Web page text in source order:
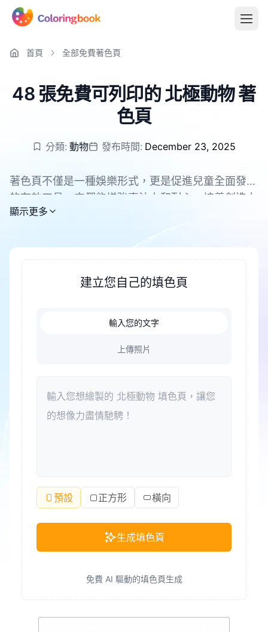
首頁 全部免費著色頁
48 張免費可列印的 北極動物 著
色頁
分類: 動物 發布時間: December 23, 2025
著色頁不僅是一種娛樂形式，更是促進兒童全面發展
的有效工具。它們能增強專注力和耐心，培養創造力
和想像力。在著色過程中，兒童的手眼協調能力和精
孩子放鬆的好方法。著色還能增強色彩識別能力，提
升審美情趣。對於成年人來說，著色也是放鬆和緩解
壓力的好方式。此外，著色可以成為家庭成員共度美
好時光、增進親子關係的紐帶。
所有 北極動物 著色頁均可免費下載，支援 PDF 和
顯示更多
建立您自己的填色頁
輸入您的文字
上傳照片
預設 正方形 橫向
生成填色頁
免費 AI 驅動的填色頁生成